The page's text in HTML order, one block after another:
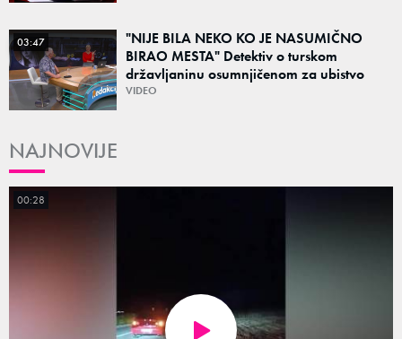
03:47
"NIJE BILA NEKO KO JE NASUMIČNO
BIRAO MESTA" Detektiv o turskom
državljaninu osumnjičenom za ubistvo
Ruskinje (28): "Mogao je da se predstavi
VIDEO
NAJNOVIJE
00:28